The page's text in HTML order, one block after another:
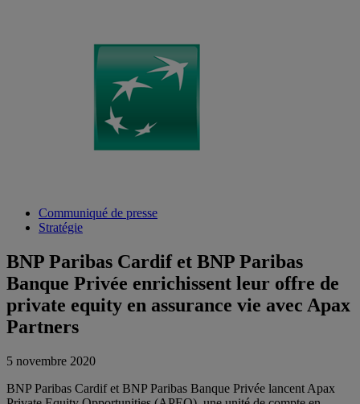
Communiqué de presse
Stratégie
BNP Paribas Cardif et BNP Paribas
Banque Privée enrichissent leur offre de
private equity en assurance vie avec Apax
Partners
5 novembre 2020
BNP Paribas Cardif et BNP Paribas Banque Privée lancent Apax